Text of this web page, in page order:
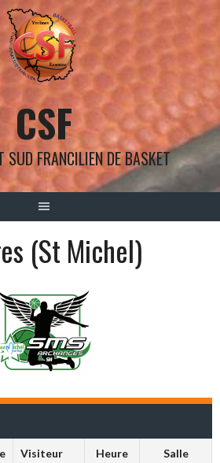
CSF
SUD FRANCILIEN DE BASKET
(St Michel)
Visiteur Heure Salle